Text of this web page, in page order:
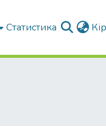
Статистика